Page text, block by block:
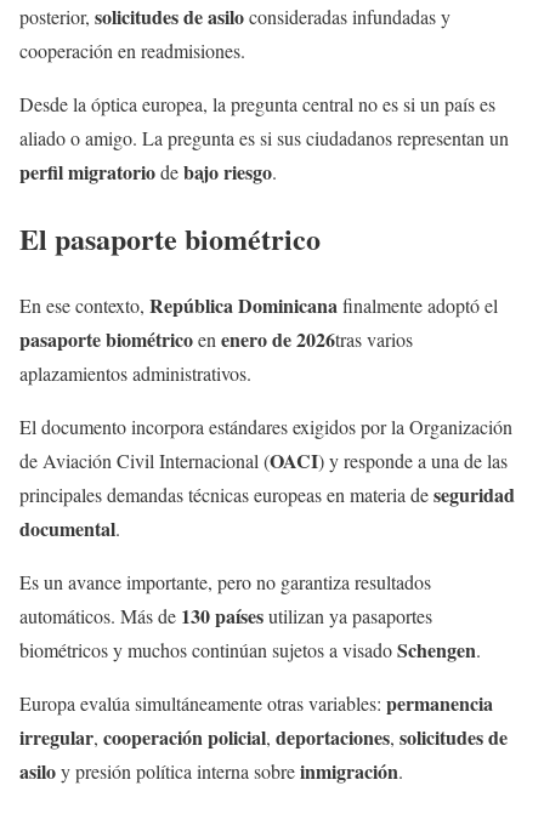
posterior, solicitudes de asiloconsideradas infundadas y
cooperación en readmisiones.
Desde la óptica europea, la pregunta central no es si un país es
aliado o amigo. La pregunta es si sus ciudadanos representan un
perfil migratoriodebajo riesgo.
El pasaporte biométrico
En ese contexto, República Dominicana finalmente adoptó el
pasaporte biométricoen enero de 2026tras varios
aplazamientos administrativos.
El documento incorpora estándares exigidos por la Organización
de Aviación Civil Internacional (OACI) y responde a una de las
principales demandas técnicas europeas en materia deseguridad
documental.
Es un avance importante, pero no garantiza resultados
automáticos. Más de 130 paísesutilizan ya pasaportes
biométricos y muchos continúan sujetos a visadoSchengen.
Europa evalúa simultáneamente otras variables: permanencia
irregular, cooperación policial, deportaciones, solicitudes de
asiloy presión política interna sobreinmigración.